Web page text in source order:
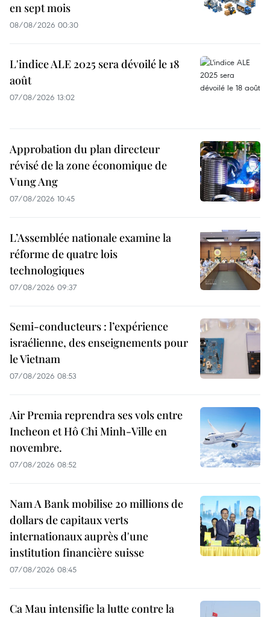
en sept mois
08/08/2026 00:30
L'indice ALE 2025 sera dévoilé le 18
août
07/08/2026 13:02
Approbation du plan directeur
révisé de la zone économique de
Vung Ang
07/08/2026 10:45
L’Assemblée nationale examine la
réforme de quatre lois
technologiques
07/08/2026 09:37
Semi-conducteurs : l’expérience
israélienne, des enseignements pour
le Vietnam
07/08/2026 08:53
Air Premia reprendra ses vols entre
Incheon et Hô Chi Minh-Ville en
novembre.
07/08/2026 08:52
Nam A Bank mobilise 20 millions de
dollars de capitaux verts
internationaux auprès d'une
institution financière suisse
07/08/2026 08:45
Ca Mau intensifie la lutte contre la